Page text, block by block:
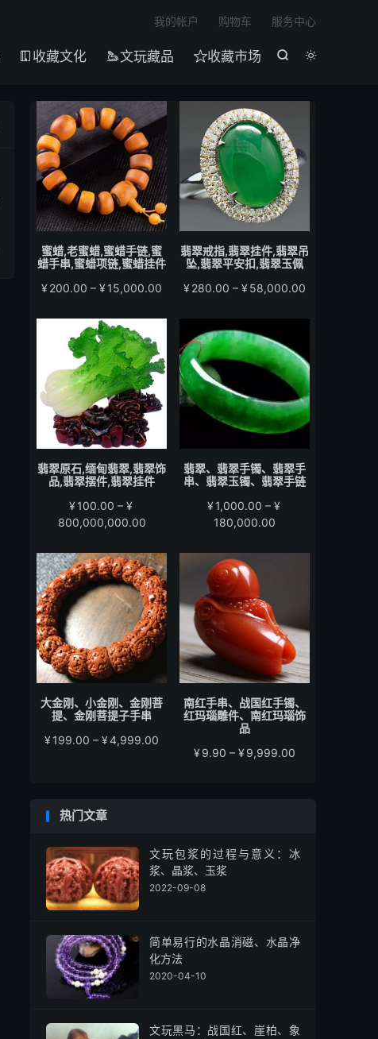


 收藏文化 文玩藏品 收藏市场
我的帐户 购物车 服务中心
蜜蜡,老蜜蜡,蜜蜡手链,蜜
蜡手串,蜜蜡项链,蜜蜡挂件
¥200.00 – ¥15,000.00
范
¥200.00
至
¥15,000.00
翡翠戒指,翡翠挂件,翡翠吊
坠,翡翠平安扣,翡翠玉佩
¥280.00 – ¥58,000.00
范
至
¥58,000.00
翡翠原石,缅甸翡翠,翡翠饰
品,翡翠摆件,翡翠挂件
¥100.00 – ¥
800,000,000.00价
范
围：
¥100.00
至
¥800,000,000.00
翡翠、翡翠手镯、翡翠手
串、翡翠玉镯、翡翠手链
¥1,000.00 – ¥
180,000.00
范
¥180,000.00
大金刚、小金刚、金刚菩
提、金刚菩提子手串
¥199.00 – ¥4,999.00
南红手串、战国红手镯、
红玛瑙雕件、南红玛瑙饰
品
¥9.90 – ¥9,999.00
¥9,999.00
热门文章
文玩包浆的过程与意义：冰
浆、晶浆、玉浆
2022-09-08
简单易行的水晶消磁、水晶净
化方法
2020-04-10
文玩黑马：战国红、崖柏、象